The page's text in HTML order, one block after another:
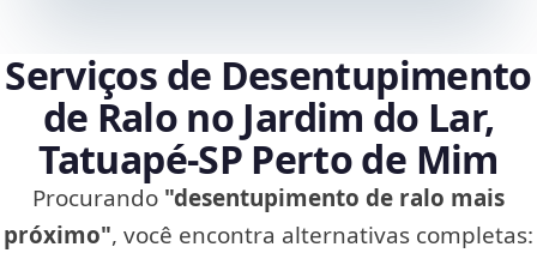
Serviços de Desentupimento
de Ralo no Jardim do Lar,
Tatuapé‑SP Perto de Mim
Procurando "desentupimento de ralo mais
próximo", você encontra alternativas completas: